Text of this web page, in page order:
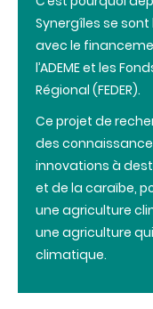
Synergîles se sont
avec le
l’ADEMEet les
Régional (FEDER).
Ce projet de
des
innovations à
et de la caraïbe,
une agriculture
une agriculture qui
climatique.